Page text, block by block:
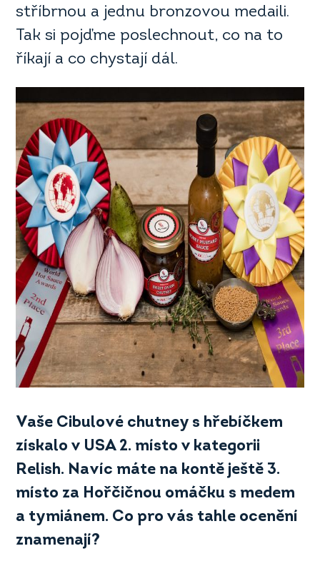
stříbrnou a jednu bronzovou medaili.
Tak si pojďme poslechnout, co na to
říkají a co chystají dál.
Vaše Cibulové chutney s hřebíčkem
získalo v USA 2. místo v kategorii
Relish. Navíc máte na kontě ještě 3.
místo za Hořčičnou omáčku s medem
a tymiánem. Co pro vás tahle ocenění
znamenají?